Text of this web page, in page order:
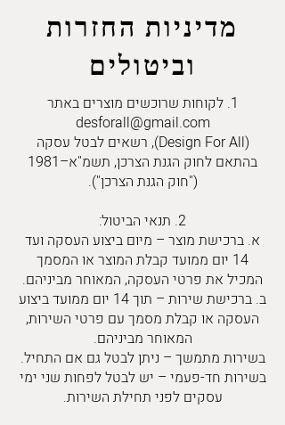
מדיניות החזרות
וביטולים
1. לקוחות שרוכשים מוצרים באתר
desforall@gmail.com
(Design For All), רשאים לבטל עסקה
בהתאם לחוק הגנת הצרכן, תשמ"א–1981
("חוק הגנת הצרכן").
2. תנאי הביטול:
א. ברכישת מוצר – מיום ביצוע העסקה ועד
14 יום ממועד קבלת המוצר או המסמך
המכיל את פרטי העסקה, המאוחר מביניהם.
ב. ברכישת שירות – תוך 14 יום ממועד ביצוע
העסקה או קבלת מסמך עם פרטי השירות,
המאוחר מביניהם.
בשירות מתמשך – ניתן לבטל גם אם התחיל.
בשירות חד-פעמי – יש לבטל לפחות שני ימי
עסקים לפני תחילת השירות.